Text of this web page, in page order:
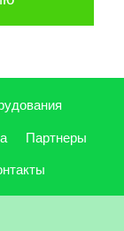
Партнеры